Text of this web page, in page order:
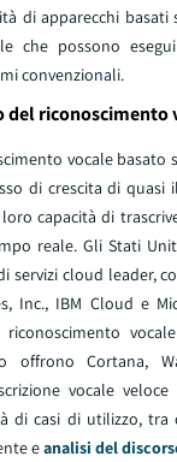
di apparecchi
che possono
convenzionali.
del riconoscimento
vocale basato
di crescita di quasi
capacità di
reale. Gli Stati
servizi cloud leader,
Inc., IBM Cloud e
offrono Cortana,
vocale
di casi di utilizzo, tra
eanalisi del